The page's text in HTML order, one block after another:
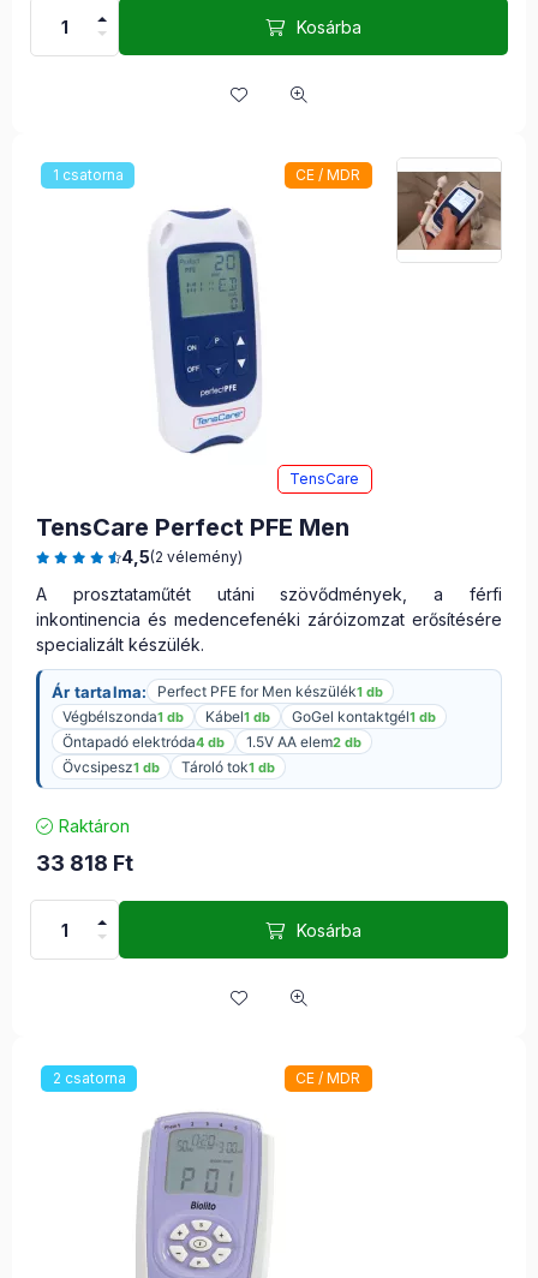
Kosárba
1 csatorna CE / MDR
TensCare
TensCare Perfect PFE Men
4,5(2 vélemény)
A prosztataműtét utáni szövődmények, a férfi
inkontinencia és medencefenéki záróizomzat erősítésére
specializált készülék.
Ár tartalma: Perfect PFE for Men készülék1 db
Végbélszonda1 db Kábel1 db GoGel kontaktgél1 db
Öntapadó elektróda4 db 1.5V AA elem2 db
Övcsipesz1 db Tároló tok1 db
Raktáron
33 818 Ft
Kosárba
2 csatorna CE / MDR